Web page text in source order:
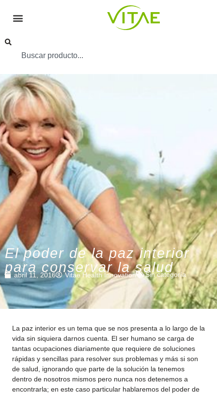
El poder de la paz interior
para conservar la salud
abril 11, 2016 Vitae Health Innovation Sin categoría
La paz interior es un tema que se nos presenta a lo largo de la
vida sin siquiera darnos cuenta. El ser humano se carga de
tantas ocupaciones diariamente que requiere de soluciones
rápidas y sencillas para resolver sus problemas y más si son
de salud, ignorando que parte de la solución la tenemos
dentro de nosotros mismos pero nunca nos detenemos a
encontrarla; en este caso particular hablaremos del poder de